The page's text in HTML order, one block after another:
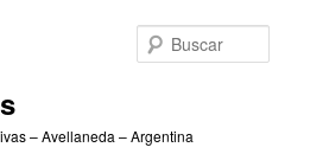
– Avellaneda – Argentina